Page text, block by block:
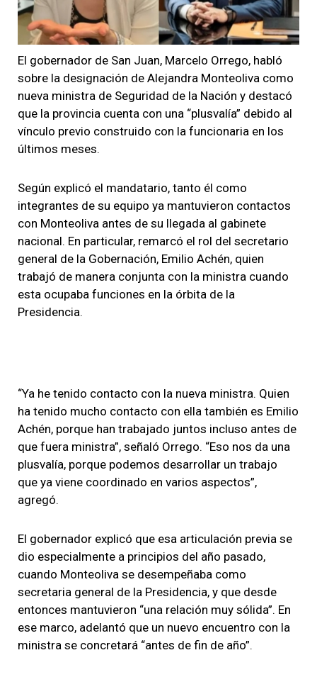
El gobernador de San Juan, Marcelo Orrego, habló
sobre la designación de Alejandra Monteoliva como
nueva ministra de Seguridad de la Nación y destacó
que la provincia cuenta con una “plusvalía” debido al
vínculo previo construido con la funcionaria en los
últimos meses.
Según explicó el mandatario, tanto él como
integrantes de su equipo ya mantuvieron contactos
con Monteoliva antes de su llegada al gabinete
nacional. En particular, remarcó el rol del secretario
general de la Gobernación, Emilio Achén, quien
trabajó de manera conjunta con la ministra cuando
esta ocupaba funciones en la órbita de la
Presidencia.
“Ya he tenido contacto con la nueva ministra. Quien
ha tenido mucho contacto con ella también es Emilio
Achén, porque han trabajado juntos incluso antes de
que fuera ministra”, señaló Orrego. “Eso nos da una
plusvalía, porque podemos desarrollar un trabajo
que ya viene coordinado en varios aspectos”,
agregó.
El gobernador explicó que esa articulación previa se
dio especialmente a principios del año pasado,
cuando Monteoliva se desempeñaba como
secretaria general de la Presidencia, y que desde
entonces mantuvieron “una relación muy sólida”. En
ese marco, adelantó que un nuevo encuentro con la
ministra se concretará “antes de fin de año”.